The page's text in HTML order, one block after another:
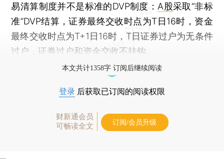
易清算制度并不是标准的DVP制度： A股采取“非标
准”DVP结算，证券最终交收时点为T日16时，资金
最终交收时点为T+1日16时，T日证券过户为无条件
过户，证券过户和资金交收不挂钩。
本文共计1358字 订阅后继续阅读
登录 后获取已订阅的阅读权限
财新通会员
可畅读全文
订阅/会员升级